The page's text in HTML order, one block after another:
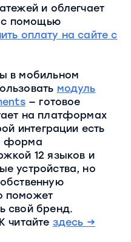
и облегчает
с помощью
оплату на сайте с
в мобильном
модуль
— готовое
на платформах
интеграции есть
форма
12 языков и
устройства, но
поможет
свой бренд.
читайте здесь →